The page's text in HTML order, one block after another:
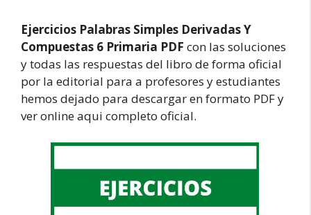
Ejercicios Palabras Simples Derivadas Y
Compuestas 6 Primaria PDF con las soluciones
y todas las respuestas del libro de forma oficial
por la editorial para a profesores y estudiantes
hemos dejado para descargar en formato PDF y
ver online aqui completo oficial.